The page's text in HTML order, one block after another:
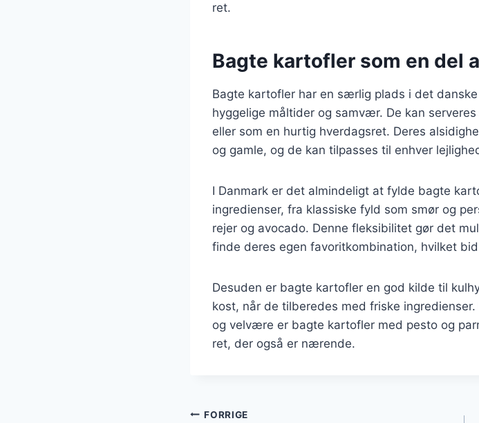
ret.
Bagte kartofler som en del
Bagte kartofler har en særlig plads i det
hyggelige måltider og samvær. De kan
eller som en hurtig hverdagsret. Deres
og gamle, og de kan tilpasses til enhver
I Danmark er det almindeligt at fylde bagte
ingredienser, fra klassiske fyld som smør og
rejer og avocado. Denne fleksibilitet gør det
finde deres egen favoritkombination, hvilket
Desuden er bagte kartofler en god kilde til
kost, når de tilberedes med friske
og velvære er bagte kartofler med pesto og
ret, der også er nærende.
FORRIGE